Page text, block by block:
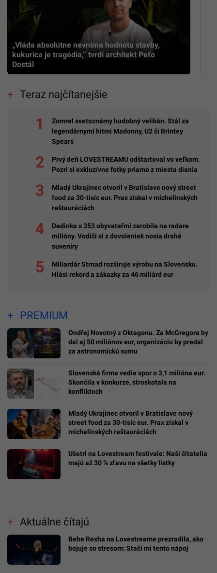
„Vláda absolútne nevníma hodnotu stavby,
kukurica je tragédia,” tvrdí architekt Peťo
Dostál
Teraz najčítanejšie
Zomrel svetoznámy hudobný velikán. Stál za
legendárnymi hitmi Madonny, U2 či Brintey
Spears
Prvý deň LOVESTREAMU odštartoval vo veľkom.
Pozri si exkluzívne fotky priamo z miesta diania
Mladý Ukrajinec otvoril v Bratislave nový street
food za 30-tisíc eur. Prax získal v michelinských
reštauráciách
Dedinka s 353 obyvateľmi zarobila na radare
milióny. Vodiči si z dovoleniek nosia drahé
suveníry
Miliardár Strnad rozširuje výrobu na Slovensku.
Hlási rekord a zákazky za 46 miliárd eur
PREMIUM
Ondřej Novotný z Oktagonu. Za McGregora by
dal aj 50 miliónov eur, organizáciu by predal
za astronomickú sumu
Slovenská firma vedie spor o 3,1 milióna eur.
Skončila v konkurze, stroskotala na
konfliktoch
Mladý Ukrajinec otvoril v Bratislave nový
street food za 30-tisíc eur. Prax získal v
michelinských reštauráciách
Ušetri na Lovestream festivale: Naši čitatelia
majú až 30 % zľavu na všetky lístky
Aktuálne čítajú
Bebe Rexha na Lovestreame prezradila, ako
bojuje so stresom: Stačí mi tento nápoj